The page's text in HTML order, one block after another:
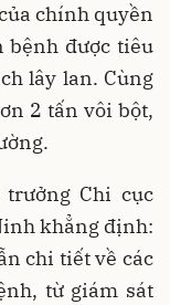
chính quyền
bệnh được tiêu
lây lan. Cùng
2 tấn vôi bột,
Chi cục
khẳng định:
chi tiết về các
từ giám sát